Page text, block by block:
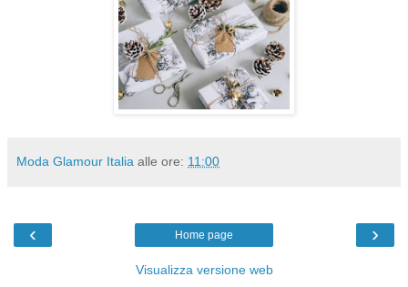
Moda Glamour Italia alle ore: 11:00
‹ ›
Home page
Visualizza versione web